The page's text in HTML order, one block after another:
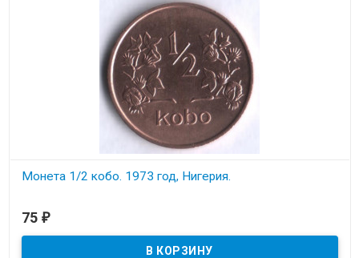
Монета 1/2 кобо. 1973 год, Нигерия.
75 ₽